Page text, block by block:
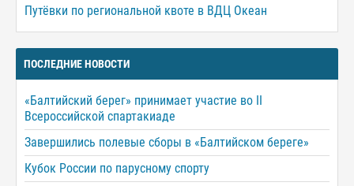
Путёвки по региональной квоте в ВДЦ Океан
ПОСЛЕДНИЕ НОВОСТИ
«Балтийский берег» принимает участие во II
Всероссийской спартакиаде
Завершились полевые сборы в «Балтийском береге»
Кубок России по парусному спорту